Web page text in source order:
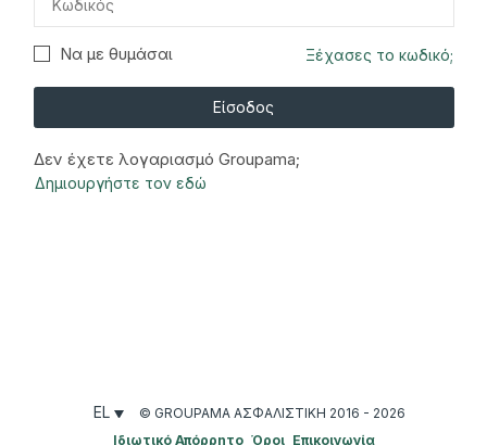
Να με θυμάσαι Ξέχασες το κωδικό;
Είσοδος
Δεν έχετε λογαριασμό Groupama;
Δημιουργήστε τον εδώ
EL
© GROUPAMA ΑΣΦΑΛΙΣΤΙΚΉ 2016 - 2026
Ιδιωτικό Απόρρητο Όροι Επικοινωνία